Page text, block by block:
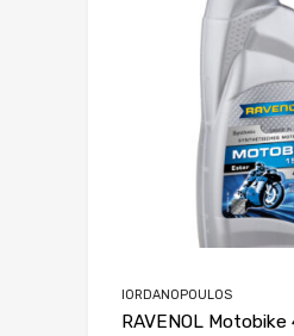
IORDANOPOULOS
RAVENOL